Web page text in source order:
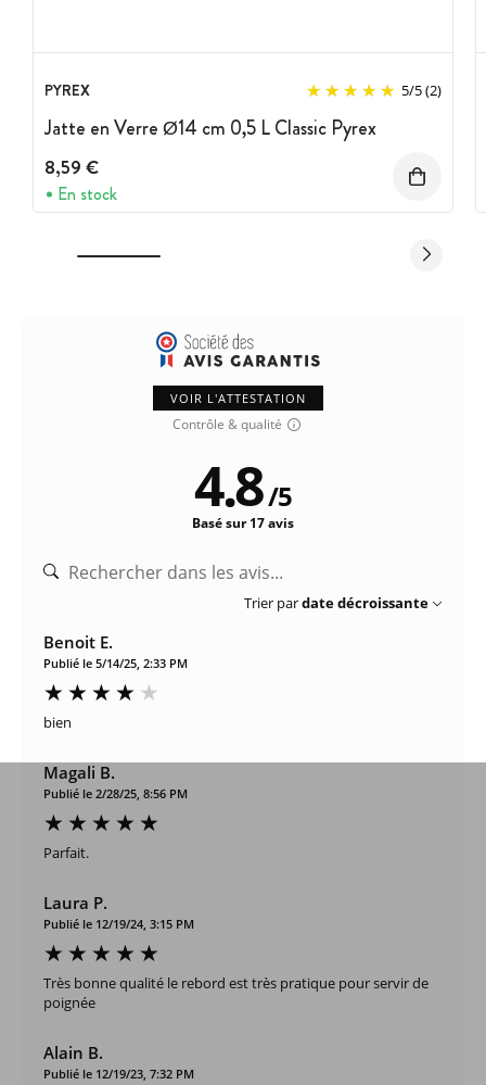
PYREX 5/5(2)
Jatte en Verre Ø14 cm 0,5 L Classic Pyrex
8,59 €
En stock
VOIR L'ATTESTATION
Contrôle & qualité
4.8/5
Basé sur 17 avis
Trier pardate décroissante
Benoit E.
Publié le 5/14/25, 2:33 PM
bien
Magali B.
Publié le 2/28/25, 8:56 PM
Parfait.
Laura P.
Publié le 12/19/24, 3:15 PM
Très bonne qualité le rebord est très pratique pour servir de
poignée
Alain B.
Publié le 12/19/23, 7:32 PM